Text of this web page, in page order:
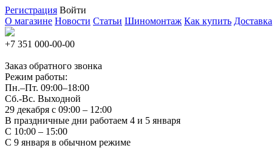
Регистрация Войти
О магазине Новости Статьи Шиномонтаж Как купить Доставка
+7 351 000-00-00
Заказ обратного звонка
Режим работы:
Пн.–Пт. 09:00–18:00
Сб.-Вс. Выходной
29 декабря с 09:00 – 12:00
В праздничные дни работаем 4 и 5 января
С 10:00 – 15:00
С 9 января в обычном режиме